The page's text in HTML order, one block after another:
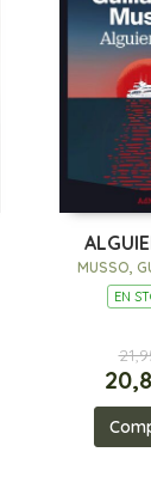
MUSSO,
EN